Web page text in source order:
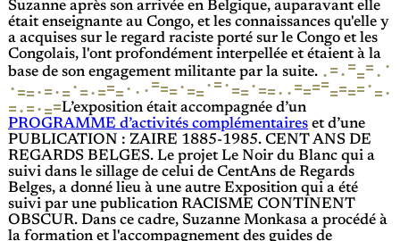
Suzanne après son arrivée en Belgique, auparavant elle
était enseignante au Congo, et les connaissances qu'elle y
a acquises sur le regard raciste porté sur le Congo et les
Congolais, l'ont profondément interpellée et étaient à la
base de son engagement militante par la suite. ·=·===· ·
·==·=·=·=·===· · ·===·==·=·==·==· ·========·=·
=·=·==L’exposition était accompagnée d’un
PROGRAMME d’activités complémentaires et d’une
PUBLICATION : ZAIRE 1885-1985. CENT ANS DE
REGARDS BELGES. Le projet Le Noir du Blanc qui a
suivi dans le sillage de celui de CentAns de Regards
Belges, a donné lieu à une autre Exposition qui a été
suivi par une publication RACISME CONTINENT
OBSCUR. Dans ce cadre, Suzanne Monkasa a procédé à
la formation et l'accompagnement des guides de